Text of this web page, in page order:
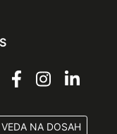
NA DOSAH